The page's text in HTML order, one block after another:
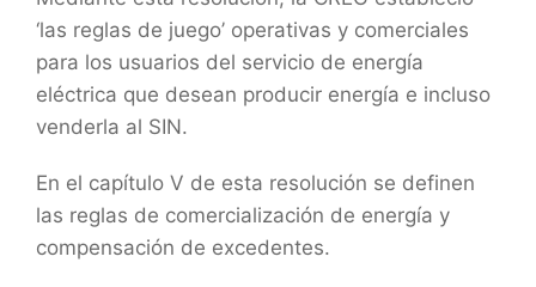
‘las reglas de juego’ operativas y comerciales
para los usuarios del servicio de energía
eléctrica que desean producir energía e incluso
venderla al SIN.
En el capítulo V de esta resolución se definen
las reglas de comercialización de energía y
compensación de excedentes.